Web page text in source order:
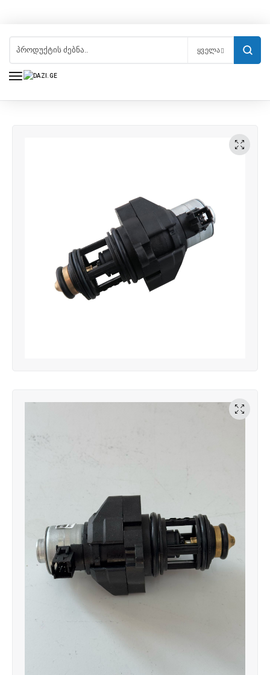
ᲧᲕᲔᲚᲐ